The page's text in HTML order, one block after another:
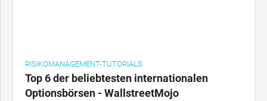
RISIKOMANAGEMENT-TUTORIALS
Top 6 der beliebtesten internationalen
Optionsbörsen - WallstreetMojo